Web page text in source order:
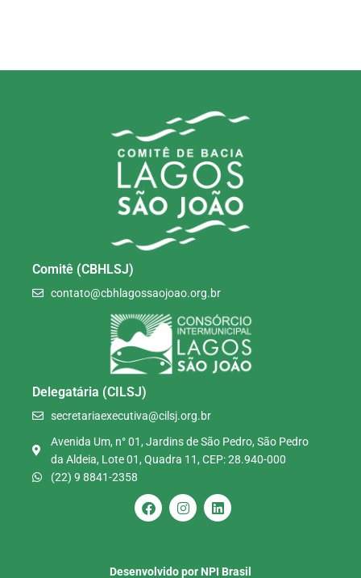
Comitê (CBHLSJ)
contato@cbhlagossaojoao.org.br
Delegatária (CILSJ)
secretariaexecutiva@cilsj.org.br
Avenida Um, n° 01, Jardins de São Pedro, São Pedro
da Aldeia, Lote 01, Quadra 11, CEP: 28.940-000
(22) 9 8841-2358
Desenvolvido por NPI Brasil